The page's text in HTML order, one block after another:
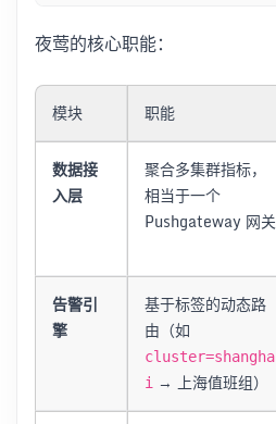
夜莺的核心职能：
模块 职能
数据接
入层
聚合多集群指标，
相当于一个
Pushgateway 网关
告警引
擎
基于标签的动态路
由（如
cluster=shangha
i → 上海值班组）